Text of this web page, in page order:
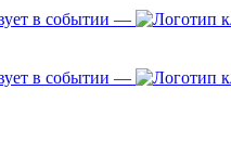
—
—